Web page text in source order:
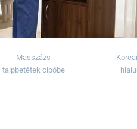
Masszázs
talpbetétek cipőbe